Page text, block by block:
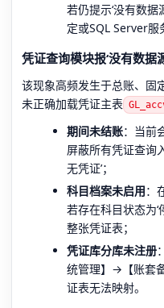
若仍提示‘没有数
定或SQL Server服
凭证查询模块报‘没有数据
该现象高频发生于总账、固
未正确加载凭证主表
期间未结账：当前
屏蔽所有凭证查询
无凭证’；
科目档案未启用：
若存在科目状态为
整张凭证表；
凭证库分库未注册
统管理】→【账套
证表无法映射。